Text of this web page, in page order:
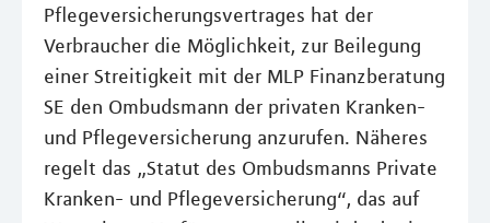
Pflegeversicherungsvertrages hat der
Verbraucher die Möglichkeit, zur Beilegung
einer Streitigkeit mit der MLP Finanzberatung
SE den Ombudsmann der privaten Kranken-
und Pflegeversicherung anzurufen. Näheres
regelt das „Statut des Ombudsmanns Private
Kranken- und Pflegeversicherung“, das auf